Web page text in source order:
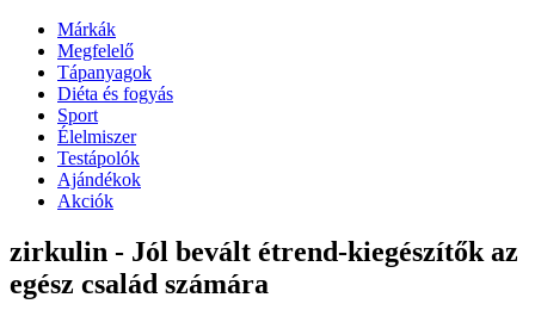
Márkák
Megfelelő
Tápanyagok
Diéta és fogyás
Sport
Élelmiszer
Testápolók
Ajándékok
Akciók
zirkulin - Jól bevált étrend-kiegészítők az
egész család számára